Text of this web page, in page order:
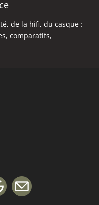
de la hifi, du casque :
comparatifs,